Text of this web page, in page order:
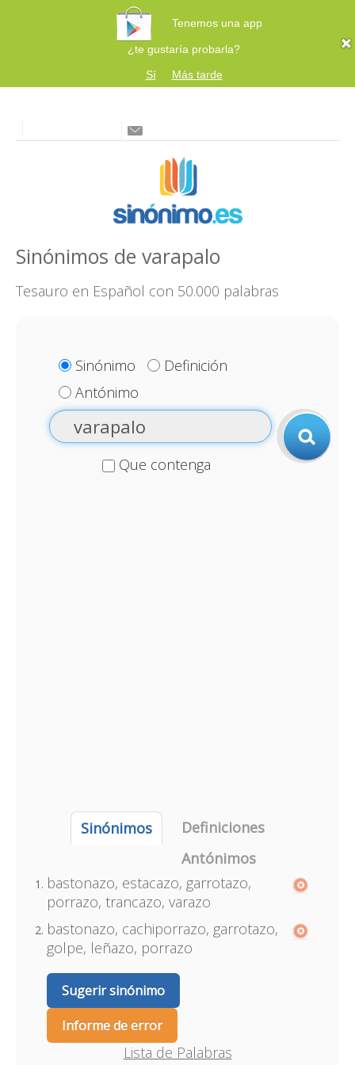
Tenemos una app
¿te gustaría probarla?
Sí
Más tarde
Sinónimos de varapalo
Tesauro en Español con 50.000 palabras
Sinónimo
Definición
Antónimo
Que contenga
Sinónimos
Definiciones
Antónimos
bastonazo, estacazo, garrotazo,
porrazo, trancazo, varazo
bastonazo, cachiporrazo, garrotazo,
golpe, leñazo, porrazo
Sugerir sinónimo
Informe de error
Lista de Palabras